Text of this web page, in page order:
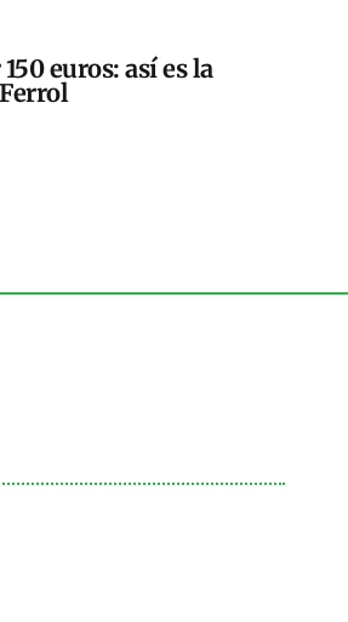
euros: así es la